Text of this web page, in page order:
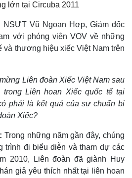
lớn tại Circuba 2011
Vũ Ngoạn Hợp, Giám đốc
với phóng viên VOV về những
và thương hiệu xiếc Việt Nam trên
Liên đoàn Xiếc Việt Nam sau
Liên hoan Xiếc quốc tế tại
phải là kết quả của sự chuẩn bị
Xiếc?
Trong những năm gần đây, chúng
trình đi biểu diễn và tham dự các
2010, Liên đoàn đã giành Huy
giả yêu thích nhất tại liên hoan